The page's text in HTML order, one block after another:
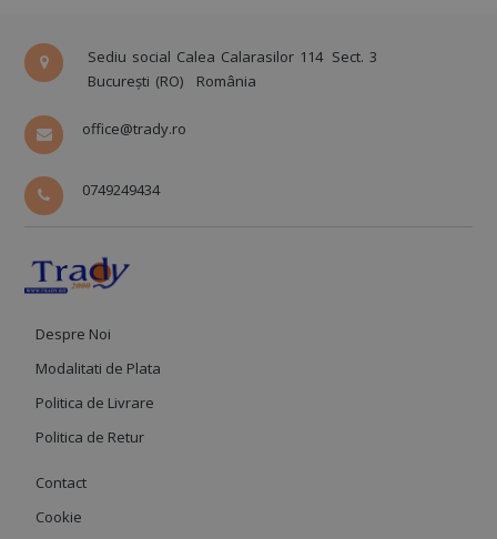
Sediu social Calea Calarasilor 114 Sect. 3
București (RO)
România
office@trady.ro
0749249434
Despre Noi
Modalitati de Plata
Politica de Livrare
Politica de Retur
Contact
Cookie